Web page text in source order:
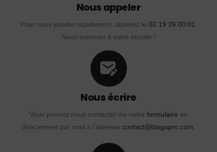
Nous appeler
Pour nous joindre rapidement, appelez le 02 19 39 00 01.
Nous sommes à votre écoute !
Nous écrire
Vous pouvez nous contacter via notre formulaire ou
directement par mail à l'adresse contact@blagapro.com.